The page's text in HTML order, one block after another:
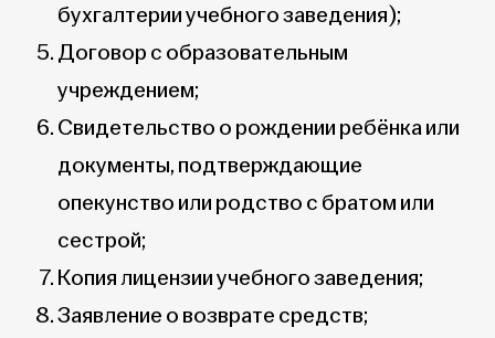
бухгалтерии учебного заведения);
Договор с образовательным
учреждением;
Свидетельство о рождении ребёнка или
документы, подтверждающие
опекунство или родство с братом или
сестрой;
Копия лицензии учебного заведения;
Заявление о возврате средств;